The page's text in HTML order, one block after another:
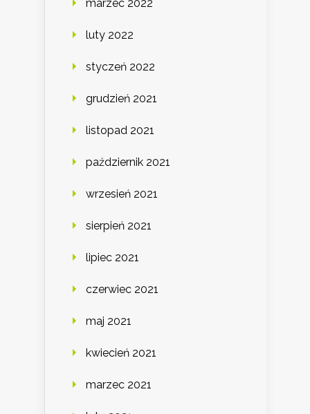
marzec 2022
luty 2022
styczeń 2022
grudzień 2021
listopad 2021
październik 2021
wrzesień 2021
sierpień 2021
lipiec 2021
czerwiec 2021
maj 2021
kwiecień 2021
marzec 2021